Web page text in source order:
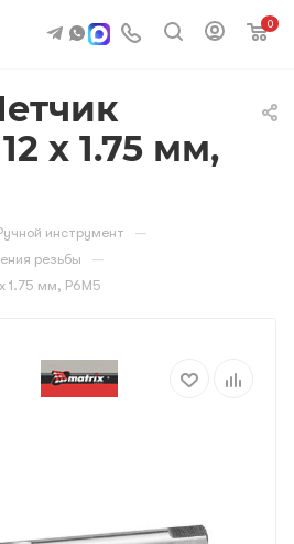
0
х 1.75 мм,
инструмент —
резьбы —
1.75 мм, Р6М5